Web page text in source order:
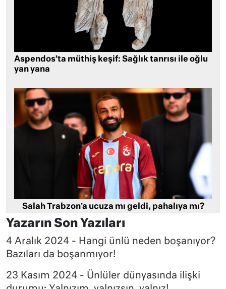
Aspendos’ta müthiş keşif: Sağlık tanrısı ile oğlu
yan yana
Salah Trabzon’a ucuza mı geldi, pahalıya mı?
Yazarın Son Yazıları
4 Aralık 2024 - Hangi ünlü neden boşanıyor?
Bazıları da boşanmıyor!
23 Kasım 2024 - Ünlüler dünyasında ilişki